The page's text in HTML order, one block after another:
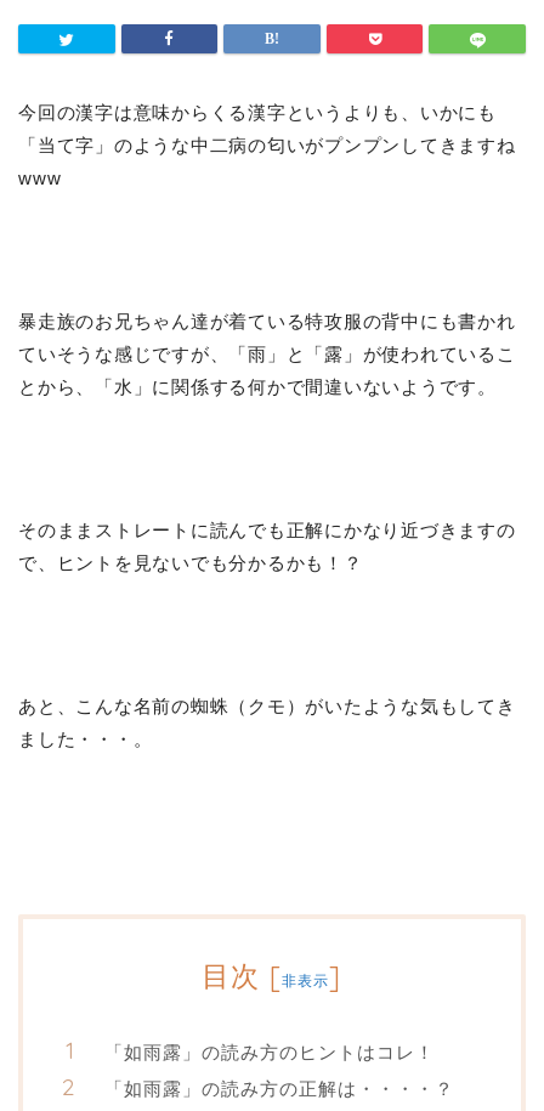
今回の漢字は意味からくる漢字というよりも、いかにも
「当て字」のような中二病の匂いがプンプンしてきますね
www
暴走族のお兄ちゃん達が着ている特攻服の背中にも書かれ
ていそうな感じですが、「雨」と「露」が使われているこ
とから、「水」に関係する何かで間違いないようです。
そのままストレートに読んでも正解にかなり近づきますの
で、ヒントを見ないでも分かるかも！？
あと、こんな名前の蜘蛛（クモ）がいたような気もしてき
ました・・・。
目次 [非表示]
「如雨露」の読み方のヒントはコレ！
「如雨露」の読み方の正解は・・・・？